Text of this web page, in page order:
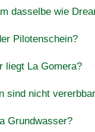
dasselbe wie
Pilotenschein?
liegt La Gomera?
sind nicht
Grundwasser?